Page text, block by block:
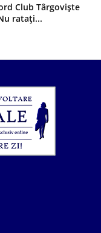
Club Târgoviște
ratați...